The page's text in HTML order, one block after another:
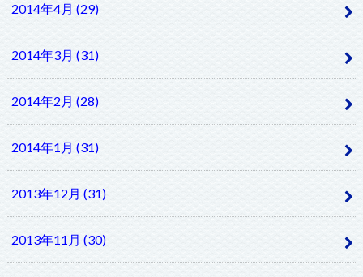
2014年4月 (29)
2014年3月 (31)
2014年2月 (28)
2014年1月 (31)
2013年12月 (31)
2013年11月 (30)